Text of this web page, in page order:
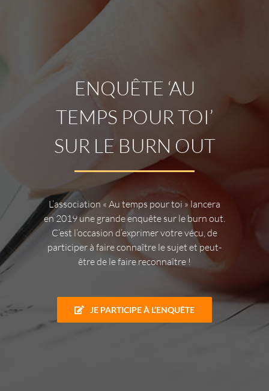
ENQUÊTE ‘AU
TEMPS POUR TOI’
SUR LE BURN OUT
L’association « Au temps pour toi » lancera
en 2019 une grande enquête sur le burn out.
C’est l’occasion d’exprimer votre vécu, de
participer à faire connaître le sujet et peut-
être de le faire reconnaître !
JE PARTICIPE À L’ENQUÊTE